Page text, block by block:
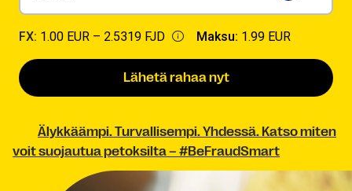
FX: 1.00 EUR – 2.5319 FJD Maksu: 1.99 EUR
Lähetä rahaa nyt
Älykkäämpi. Turvallisempi. Yhdessä. Katso miten
voit suojautua petoksilta – #BeFraudSmart